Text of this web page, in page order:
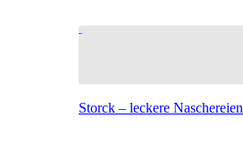
Storck – leckere Naschereien